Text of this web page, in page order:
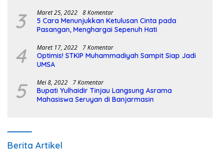
3 Maret 25, 2022 8 Komentar
5 Cara Menunjukkan Ketulusan Cinta pada
Pasangan, Menghargai Sepenuh Hati
4 Maret 17, 2022 7 Komentar
Optimis! STKIP Muhammadiyah Sampit Siap Jadi
UMSA
5 Mei 8, 2022 7 Komentar
Bupati Yulhaidir Tinjau Langsung Asrama
Mahasiswa Seruyan di Banjarmasin
Berita Artikel